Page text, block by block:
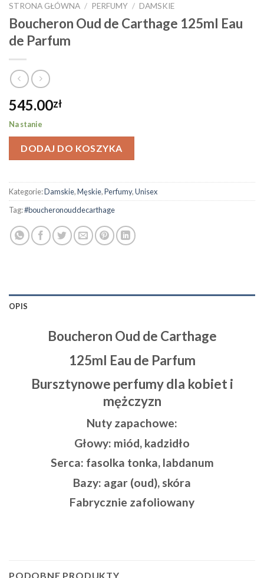
STRONA GŁÓWNA / PERFUMY / DAMSKIE
Boucheron Oud de Carthage 125ml Eau
de Parfum
545.00zł
Na stanie
DODAJ DO KOSZYKA
Kategorie:Damskie,Męskie,Perfumy,Unisex
Tag:#boucheronouddecarthage
OPIS
Boucheron Oud de Carthage
125ml Eau de Parfum
Bursztynowe perfumy dla kobiet i
mężczyzn
Nuty zapachowe:
Głowy: miód, kadzidło
Serca: fasolka tonka, labdanum
Bazy: agar (oud), skóra
Fabrycznie zafoliowany
PODOBNE PRODUKTY